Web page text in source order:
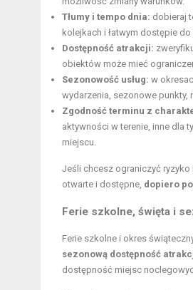
Tłumy i tempo dnia: dobieraj
kolejkach i łatwym dostępie do
Dostępność atrakcji:
obiektów może mieć
Sezonowość usług: w
wydarzenia, sezonowe punkty,
Zgodność terminu z
aktywności w terenie, inne dla
miejscu.
Jeśli chcesz ograniczyć
otwarte i dostępne, dopiero
Ferie szkolne, święta i
Ferie szkolne i okres
sezonową dostępność
dostępność miejsc